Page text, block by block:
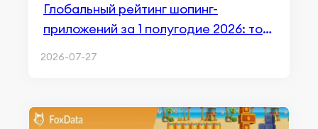
Глобальный рейтинг шопинг-
приложений за 1 полугодие 2026: топ
2026-07-27